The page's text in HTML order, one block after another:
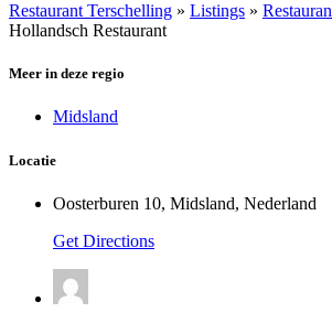
Restaurant Terschelling » Listings »
Hollandsch Restaurant
Meer in deze regio
Midsland
Locatie
Oosterburen 10, Midsland, Nederland
Get Directions